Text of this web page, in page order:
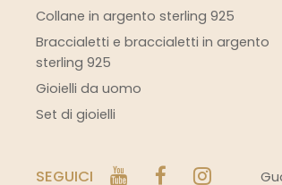
Collane in argento sterling 925
Braccialetti e braccialetti in argento
sterling 925
Gioielli da uomo
Set di gioielli
SEGUICI